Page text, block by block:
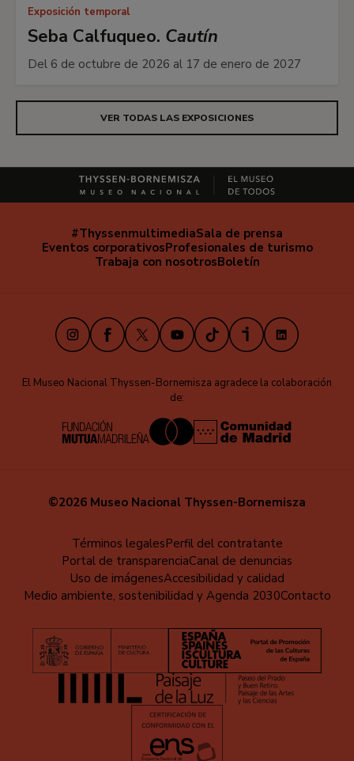
Exposición temporal
Seba Calfuqueo. Cautín
Del 6 de octubre de 2026 al 17 de enero de 2027
VER TODAS LAS EXPOSICIONES
Navegación#ThyssenmultimediaSala de prensa
Eventos corporativosProfesionales de turismo
Trabaja con nosotrosBoletín
Instagram
Facebook
X YoutubeTikTokiVooxLinkedIn
El Museo Nacional Thyssen-Bornemisza agradece la colaboración
de:
©2026 Museo Nacional Thyssen-Bornemisza
pie
Términos legalesPerfil del contratante
Portal de transparenciaCanal de denuncias
Uso de imágenesAccesibilidad y calidad
Medio ambiente, sostenibilidad y Agenda 2030Contacto